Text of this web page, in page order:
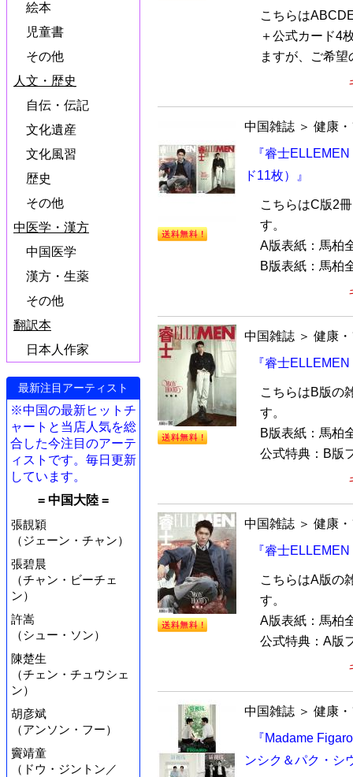
絵本
児童書
その他
人文・歴史
自伝・伝記
文化遺産
文化風習
歴史
その他
中医学・漢方
中国医学
漢方・生薬
その他
翻訳本
日本人作家
最新注目アーティスト
※中国の最新ヒットチ
ャートと当店人気を総
合した今注目のアーテ
ィストです。毎日更新
しています。
= 中国大陸 =
張靚穎
（ジェーン・チャン）
張碧晨
（チャン・ビーチェ
ン）
許嵩
（シュー・ソン）
陳楚生
（チェン・チュウシェ
ン）
胡彦斌
（アンソン・フー）
竇靖童
（ドウ・ジントン／
こちらは
＋公式カード4
ますが、ご希望
中国雑誌 ＞ 健康
『睿士
ド11枚）』
こちらはC版2
す。
A版表紙：馬柏
B版表紙：馬柏
中国雑誌 ＞ 健康
『睿士
こちらはB版の
す。
B版表紙：馬柏
公式特典：B版
中国雑誌 ＞ 健康
『睿士
こちらはA版の
す。
A版表紙：馬柏
公式特典：A版
中国雑誌 ＞ 健康
『Madame
ンシク＆パク・シ